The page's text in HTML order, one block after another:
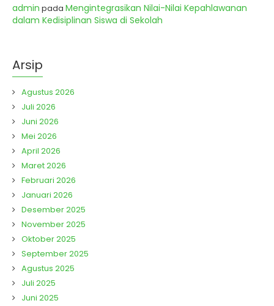
admin pada Mengintegrasikan Nilai-Nilai Kepahlawanan
dalam Kedisiplinan Siswa di Sekolah
Arsip
Agustus 2026
Juli 2026
Juni 2026
Mei 2026
April 2026
Maret 2026
Februari 2026
Januari 2026
Desember 2025
November 2025
Oktober 2025
September 2025
Agustus 2025
Juli 2025
Juni 2025